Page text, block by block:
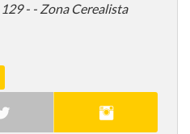
129 - - Zona Cerealista